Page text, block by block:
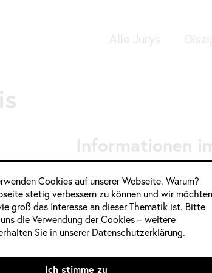
Alle Jurys
Informationen
Jahrgang:2019,2020
Kategorie:Buch,Deutschland,
Quelle:http://
Mitglieder weiblich: 3
Dr. Nicole Fritz
Cookies auf unserer Webseite. Warum?
stetig verbessern zu können und wir möchten
groß das Interesse an dieser Thematik ist. Bitte
die Verwendung der Cookies – weitere
Sie in unserer Datenschutzerklärung.
Ich stimme zu